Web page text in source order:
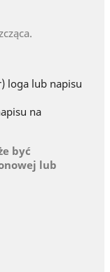
loga lub napisu
na
być
lub